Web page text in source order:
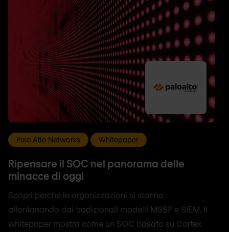
Palo Alto Networks Whitepaper
Ripensare il SOC nel panorama delle
minacce di oggi
Scopri perché le organizzazioni si stanno
allontanando dai tradizionali modelli MSSP e SIEM. Il
whitepaper mostra come un SOC basato su Cortex